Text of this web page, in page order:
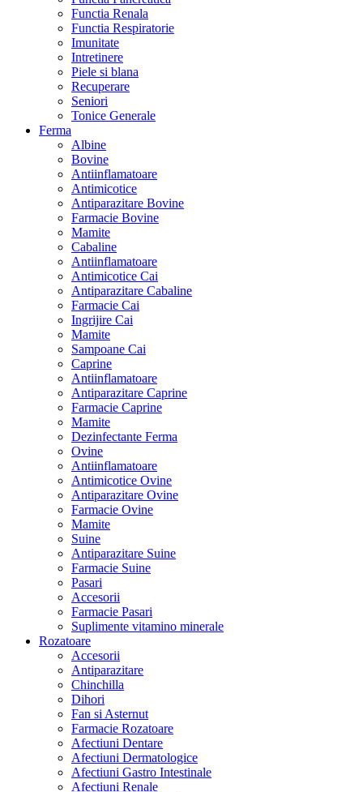
Functia Renala
Functia Respiratorie
Imunitate
Intretinere
Piele si blana
Recuperare
Seniori
Tonice Generale
Ferma
Albine
Bovine
Antiinflamatoare
Antimicotice
Antiparazitare Bovine
Farmacie Bovine
Mamite
Cabaline
Antiinflamatoare
Antimicotice Cai
Antiparazitare Cabaline
Farmacie Cai
Ingrijire Cai
Mamite
Sampoane Cai
Caprine
Antiinflamatoare
Antiparazitare Caprine
Farmacie Caprine
Mamite
Dezinfectante Ferma
Ovine
Antiinflamatoare
Antimicotice Ovine
Antiparazitare Ovine
Farmacie Ovine
Mamite
Suine
Antiparazitare Suine
Farmacie Suine
Pasari
Accesorii
Farmacie Pasari
Suplimente vitamino minerale
Rozatoare
Accesorii
Antiparazitare
Chinchilla
Dihori
Fan si Asternut
Farmacie Rozatoare
Afectiuni Dentare
Afectiuni Dermatologice
Afectiuni Gastro Intestinale
Afectiuni Renale